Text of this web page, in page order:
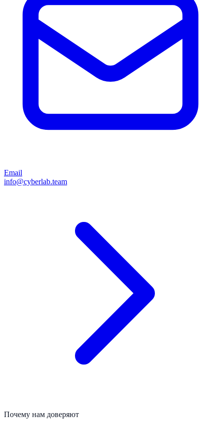
Email
info@cyberlab.team
Почему нам доверяют